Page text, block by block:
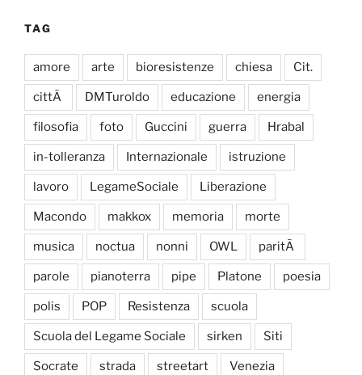
TAG
amore arte bioresistenze chiesa Cit.
cittÃ DMTuroldo educazione energia
filosofia foto Guccini guerra Hrabal
in-tolleranza Internazionale istruzione
lavoro LegameSociale Liberazione
Macondo makkox memoria morte
musica noctua nonni OWL paritÃ
parole pianoterra pipe Platone poesia
polis POP Resistenza scuola
Scuola del Legame Sociale sirken Siti
Socrate strada streetart Venezia